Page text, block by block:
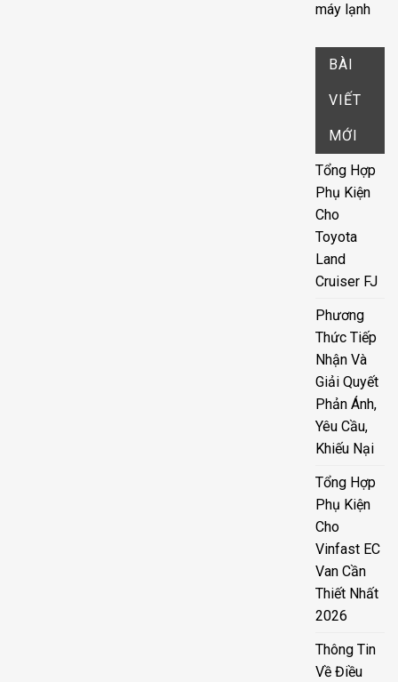
máy lạnh
BÀI
VIẾT
MỚI
Tổng Hợp
Phụ Kiện
Cho
Toyota
Land
Cruiser FJ
Phương
Thức Tiếp
Nhận Và
Giải Quyết
Phản Ánh,
Yêu Cầu,
Khiếu Nại
Tổng Hợp
Phụ Kiện
Cho
Vinfast EC
Van Cần
Thiết Nhất
2026
Thông Tin
Về Điều